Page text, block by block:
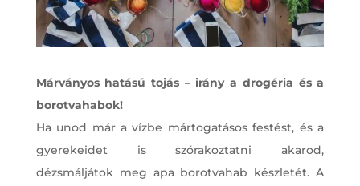
Márványos hatású tojás – irány a drogéria és a
borotvahabok!
Ha unod már a vízbe mártogatásos festést, és a
gyerekeidet is szórakoztatni akarod,
dézsmáljátok meg apa borotvahab készletét. A